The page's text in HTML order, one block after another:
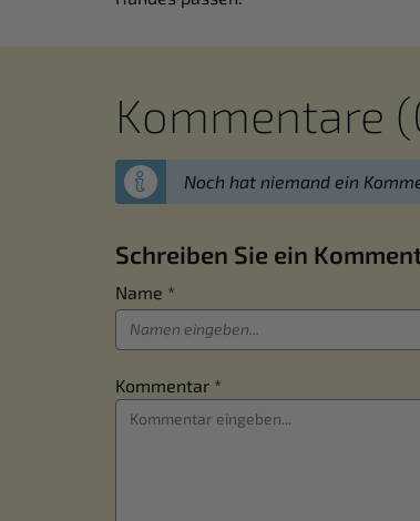
Kommentare
Noch hat niemand ein
Schreiben Sie ein
Name *
Kommentar *